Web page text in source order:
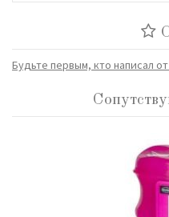
Будьте первым, кто написал